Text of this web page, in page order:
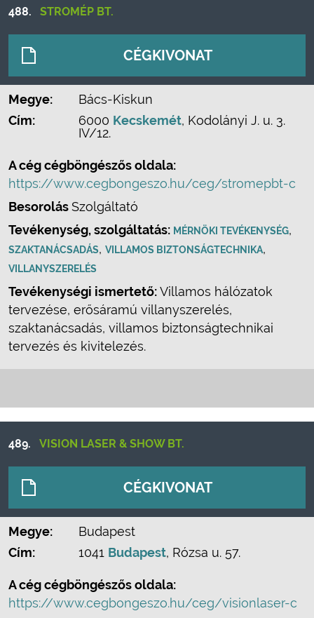
488. STROMÉP BT.
CÉGKIVONAT
Megye:
Bács-Kiskun
Cím:
6000 Kecskemét, Kodolányi J. u. 3.
IV/12.
A cég cégböngészős oldala:
https://www.cegbongeszo.hu/ceg/stromepbt-c
BesorolásSzolgáltató
Tevékenység, szolgáltatás: MÉRNÖKI TEVÉKENYSÉG,
SZAKTANÁCSADÁS, VILLAMOS BIZTONSÁGTECHNIKA,
VILLANYSZERELÉS
Tevékenységi ismertető:Villamos hálózatok
tervezése, erősáramú villanyszerelés,
szaktanácsadás, villamos biztonságtechnikai
tervezés és kivitelezés.
489. VISION LASER & SHOW BT.
CÉGKIVONAT
Megye:
Budapest
Cím:
1041 Budapest, Rózsa u. 57.
A cég cégböngészős oldala:
https://www.cegbongeszo.hu/ceg/visionlaser-c